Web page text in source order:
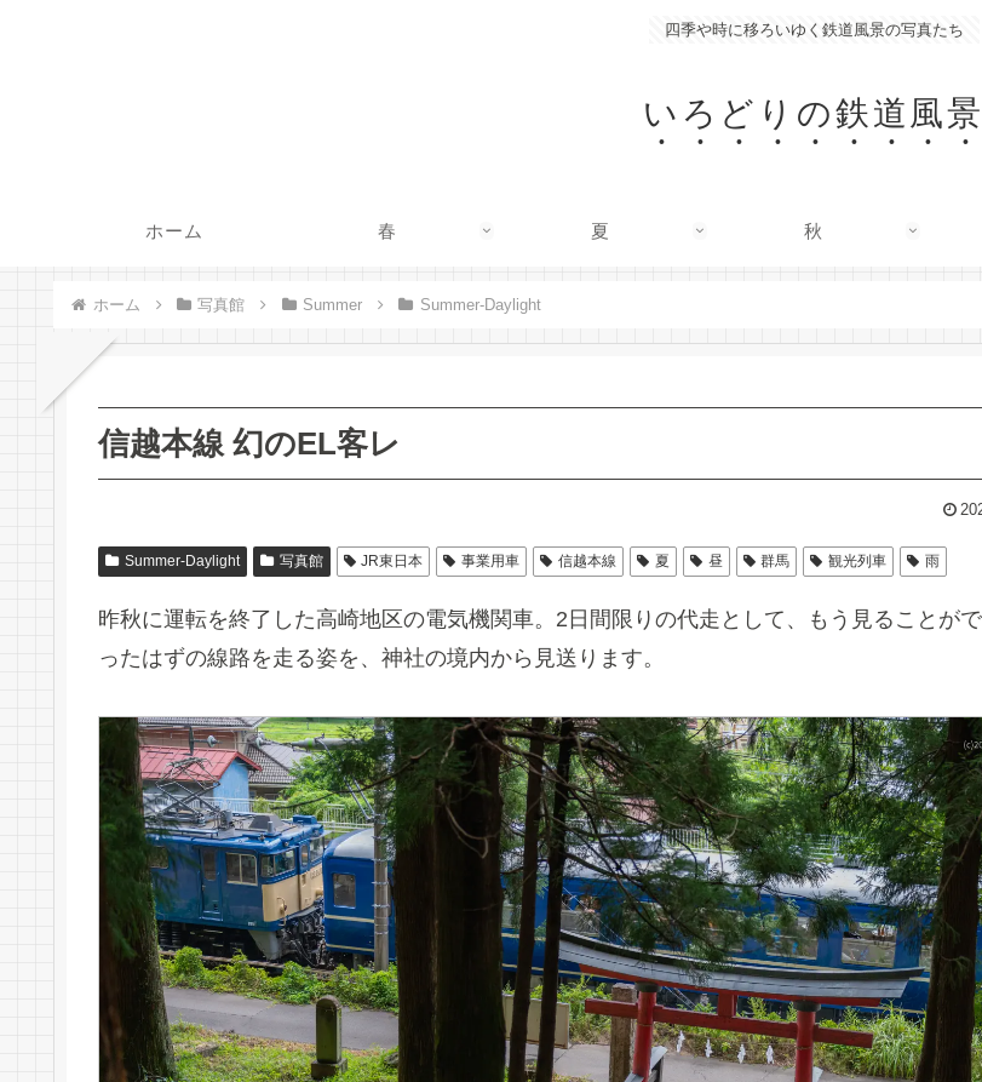
四季や時に移ろいゆく鉄道風景の写真たち
いろどりの鉄道風景
ホーム 春 夏 秋
ホーム 写真館 Summer Summer-Daylight
信越本線 幻のEL客レ
Summer-Daylight 写真館 JR東日本 事業用車 信越本線 夏 昼 群馬 観光列車 雨
昨秋に運転を終了した高崎地区の電気機関車。2日間限りの代走として、もう見ることが
ったはずの線路を走る姿を、神社の境内から見送ります。